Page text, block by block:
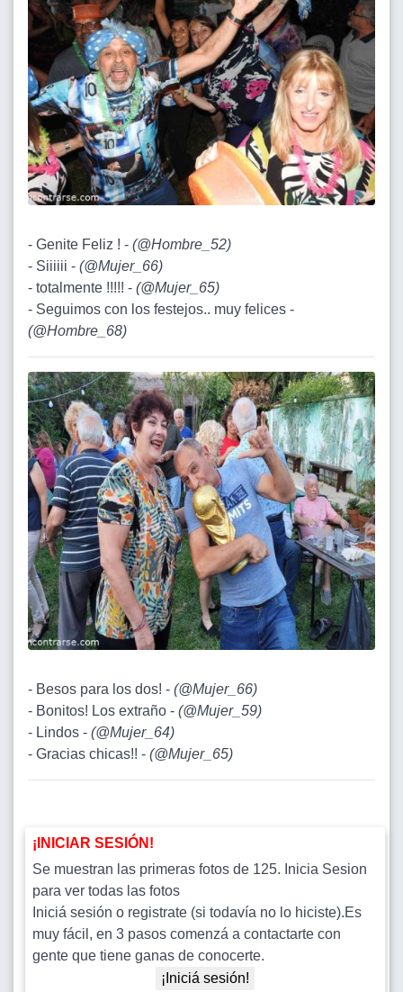
- Genite Feliz ! - (@Hombre_52)
- Siiiiii - (@Mujer_66)
- totalmente !!!!! - (@Mujer_65)
- Seguimos con los festejos.. muy felices -
(@Hombre_68)
- Besos para los dos! - (@Mujer_66)
- Bonitos! Los extraño - (@Mujer_59)
- Lindos - (@Mujer_64)
- Gracias chicas!! - (@Mujer_65)
¡INICIAR SESIÓN!
Se muestran las primeras fotos de 125. Inicia Sesion
para ver todas las fotos
Iniciá sesión o registrate (si todavía no lo hiciste).Es
muy fácil, en 3 pasos comenzá a contactarte con
gente que tiene ganas de conocerte.
¡Iniciá sesión!